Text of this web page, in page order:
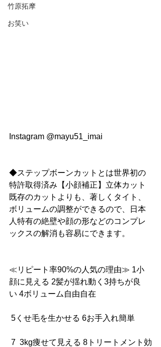
竹原拓摩
お笑い
Instagram @mayu51_imai
◆ステップボーンカットとは世界初の
特許取得済み【小顔補正】立体カット
既存のカットよりも、著しくタイト、
ボリュームの調整ができるので、日本
人特有の絶壁や顔の形などのコンプレ
ックスの解消も容易にできます。
≪リピート率90%の人気の理由≫ 1小
顔に見える 2髪が揺れ動く3持ちが良
い 4ボリューム自由自在
5くせ毛を生かせる 6お手入れ簡単
7  3kg痩せて見える 8トリートメント効